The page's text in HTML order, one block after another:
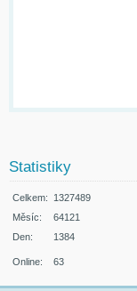
Statistiky
Online: 63
Celkem:
1327489
Měsíc:
64121
Den:
1384